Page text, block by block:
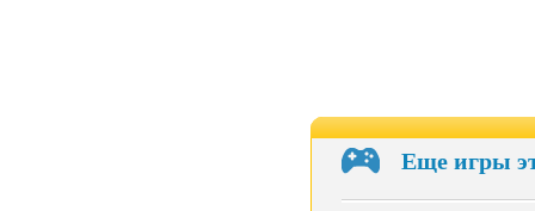
Еще игры